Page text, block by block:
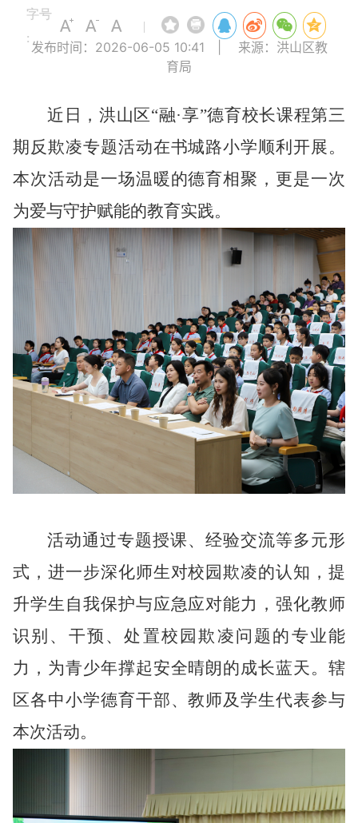
字号
:
|
发布时间：2026-06-05 10:41
来源：洪山区教
育局
近日，洪山区“融·享”德育校长课程第三
期反欺凌专题活动在书城路小学顺利开展。
本次活动是一场温暖的德育相聚，更是一次
为爱与守护赋能的教育实践。
活动通过专题授课、经验交流等多元形
式，进一步深化师生对校园欺凌的认知，提
升学生自我保护与应急应对能力，强化教师
识别、干预、处置校园欺凌问题的专业能
力，为青少年撑起安全晴朗的成长蓝天。辖
区各中小学德育干部、教师及学生代表参与
本次活动。